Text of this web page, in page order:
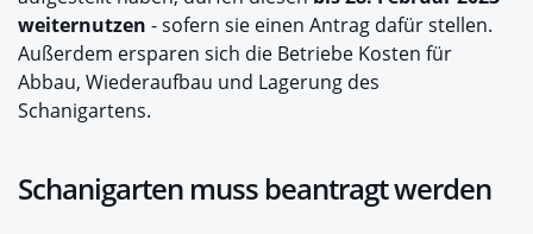
weiternutzen - sofern sie einen Antrag dafür stellen.
Außerdem ersparen sich die Betriebe Kosten für
Abbau, Wiederaufbau und Lagerung des
Schanigartens.
Schanigarten muss beantragt werden